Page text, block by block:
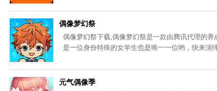
偶像梦幻祭
偶像梦幻祭下载,偶像梦幻祭是一款由腾讯代理的
是一位身份特殊的女学生也是唯一一位哟，快来演
元气偶像季